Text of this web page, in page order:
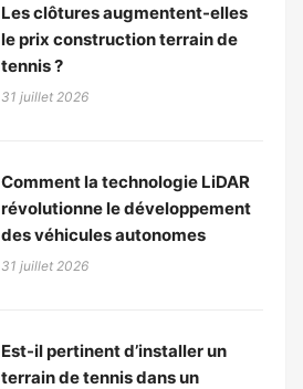
Les clôtures augmentent-elles
le prix construction terrain de
tennis ?
31 juillet 2026
Comment la technologie LiDAR
révolutionne le développement
des véhicules autonomes
31 juillet 2026
Est-il pertinent d’installer un
terrain de tennis dans un